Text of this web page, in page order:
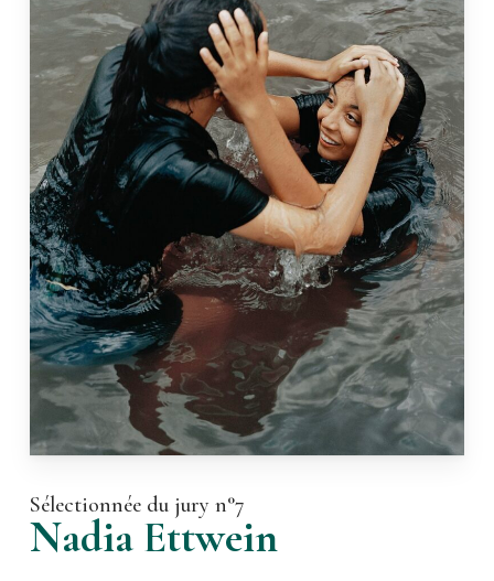
Sélectionnée du jury n°7
Nadia Ettwein